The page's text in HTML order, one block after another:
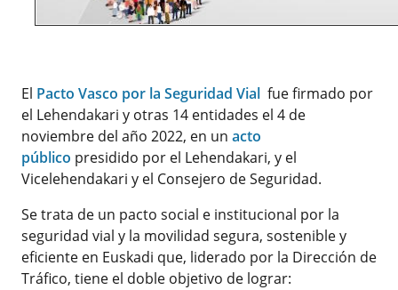
El Pacto Vasco por la Seguridad Vialfue firmado por
el Lehendakari y otras 14 entidades el 4 de
noviembre del año 2022, en un acto
público presidido por el Lehendakari, y el
Vicelehendakari y el Consejero de Seguridad.
Se trata de un pacto social e institucional por la
seguridad vial y la movilidad segura, sostenible y
eficiente en Euskadi que, liderado por la Dirección de
Tráfico, tiene el doble objetivo de lograr: